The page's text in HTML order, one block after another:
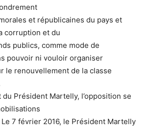
et républicaines du pays et
corruption et du
publics, comme mode de
pouvoir ni vouloir organiser
le renouvellement de la classe
du Président Martelly, l’opposition se
7 février 2016, le Président Martelly